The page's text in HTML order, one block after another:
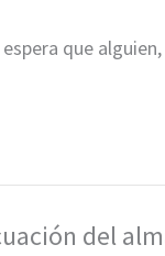
que
del